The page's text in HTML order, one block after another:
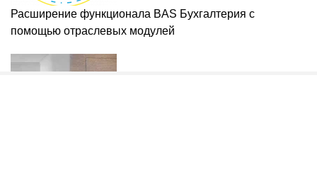
Расширение функционала BAS Бухгалтерия с
помощью отраслевых модулей